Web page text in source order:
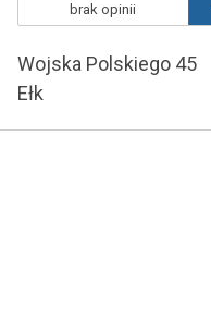
brak opinii
Wojska Polskiego 45
Ełk